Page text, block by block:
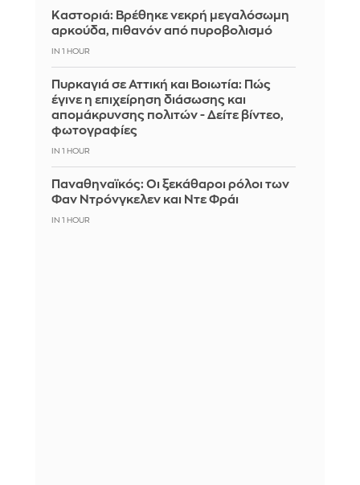
Καστοριά: Βρέθηκε νεκρή μεγαλόσωμη
αρκούδα, πιθανόν από πυροβολισμό
IN 1 HOUR
Πυρκαγιά σε Αττική και Βοιωτία: Πώς
έγινε η επιχείρηση διάσωσης και
απομάκρυνσης πολιτών - Δείτε βίντεο,
φωτογραφίες
IN 1 HOUR
Παναθηναϊκός: Οι ξεκάθαροι ρόλοι των
Φαν Ντρόνγκελεν και Ντε Φράι
IN 1 HOUR